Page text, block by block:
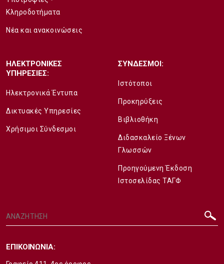
Κληροδοτήματα
Νέα και ανακοινώσεις
ΗΛΕΚΤΡΟΝΙΚΕΣ
ΥΠΗΡΕΣΙΕΣ:
Ηλεκτρονικά Έντυπα
Δικτυακές Υπηρεσίες
Χρήσιμοι Σύνδεσμοι
ΣΥΝΔΕΣΜΟΙ:
Ιστότοποι
Προκηρύξεις
Βιβλιοθήκη
Διδασκαλείο Ξένων
Γλωσσών
Προηγούμενη Έκδοση
Ιστοσελίδας ΤΑΓΦ
ΕΠΙΚΟΙΝΩΝΙΑ: